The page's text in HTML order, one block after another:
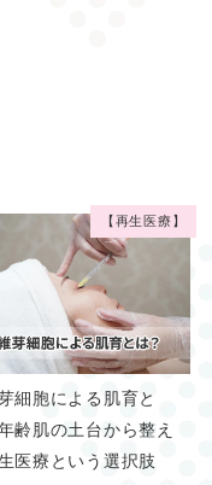
【再生医療】
細胞による肌育と
齢肌の土台から整え
医療という選択肢